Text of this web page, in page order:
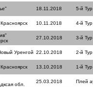
18.11.2018 5-й Тур
10.11.2018 4-й Тур
27.10.2018 3-й Тур
Уренгой 22.10.2018 2-й Тур
13.10.2018 1-й Тур
обл.
25.03.2018 Плей